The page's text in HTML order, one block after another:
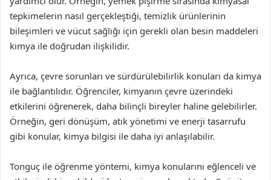
tepkimelerin nasıl gerçekleştiği, temizlik ürünlerinin
bileşimleri ve vücut sağlığı için gerekli olan besin maddeleri
kimya ile doğrudan ilişkilidir.
Ayrıca, çevre sorunları ve sürdürülebilirlik konuları da kimya
ile bağlantılıdır. Öğrenciler, kimyanın çevre üzerindeki
etkilerini öğrenerek, daha bilinçli bireyler haline gelebilirler.
Örneğin, geri dönüşüm, atık yönetimi ve enerji tasarrufu
gibi konular, kimya bilgisi ile daha iyi anlaşılabilir.
Tonguç ile öğrenme yöntemi, kimya konularını eğlenceli ve